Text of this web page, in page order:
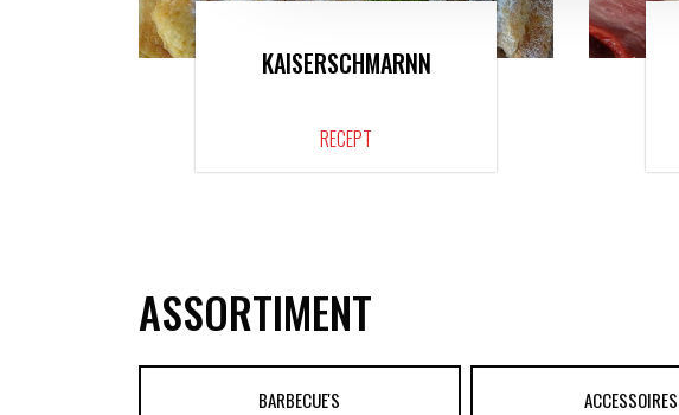
KAISERSCHMARNN
RECEPT
ASSORTIMENT
BARBECUE'S ACCESSOIRES